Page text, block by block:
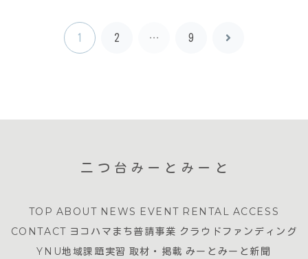
1 2 … 9
次
二つ台みーとみーと
TOP ABOUT NEWS EVENT RENTAL ACCESS
CONTACT ヨコハマまち普請事業 クラウドファンディング
YNU地域課題実習 取材・掲載 みーとみーと新聞